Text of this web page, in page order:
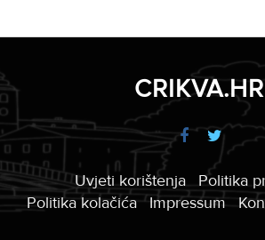
CRIKVA.HR
Uvjeti korištenja
Politika
Politika kolačića
Impressum